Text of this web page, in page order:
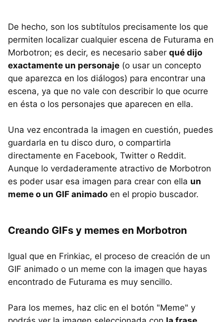
De hecho, son los subtítulos precisamente los que
permiten localizar cualquier escena de Futurama en
Morbotron; es decir, es necesario saber qué dijo
exactamente un personaje (o usar un concepto
que aparezca en los diálogos) para encontrar una
escena, ya que no vale con describir lo que ocurre
en ésta o los personajes que aparecen en ella.
Una vez encontrada la imagen en cuestión, puedes
guardarla en tu disco duro, o compartirla
directamente en Facebook, Twitter o Reddit.
Aunque lo verdaderamente atractivo de Morbotron
es poder usar esa imagen para crear con ella un
meme o un GIF animado en el propio buscador.
Creando GIFs y memes en Morbotron
Igual que en Frinkiac, el proceso de creación de un
GIF animado o un meme con la imagen que hayas
encontrado de Futurama es muy sencillo.
Para los memes, haz clic en el botón "Meme" y